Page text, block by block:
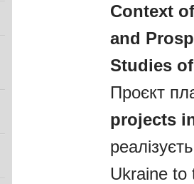
Context
and
Studies
Проєкт
projects
Ukraine to